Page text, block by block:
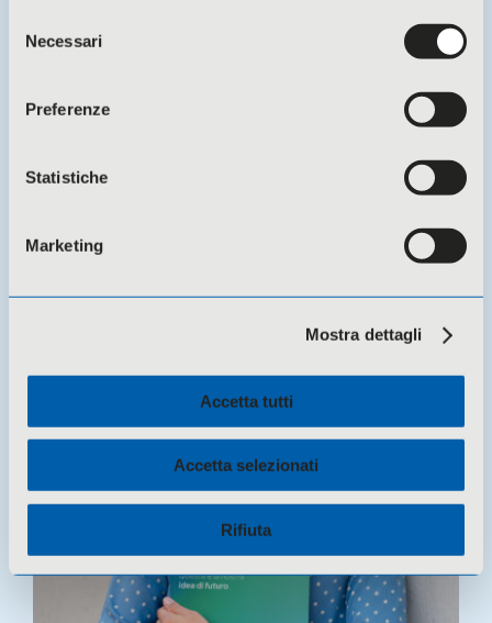
delNecessari
Preferenze
Statistiche
Marketing
Mostra dettagli
Accetta tutti
Accetta selezionati
Rifiuta
CSA Coesi si è dotato di un defibrillatore